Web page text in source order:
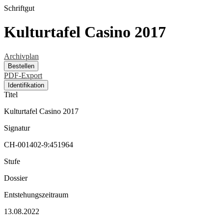
Schriftgut
Kulturtafel Casino 2017
Archivplan
Bestellen
PDF-Export
Identifikation
Titel
Kulturtafel Casino 2017
Signatur
CH-001402-9:451964
Stufe
Dossier
Entstehungszeitraum
13.08.2022